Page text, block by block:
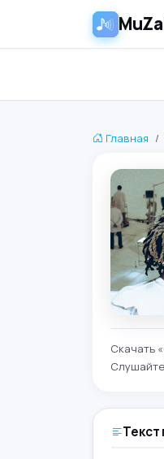
Главная
Скачать
Текст